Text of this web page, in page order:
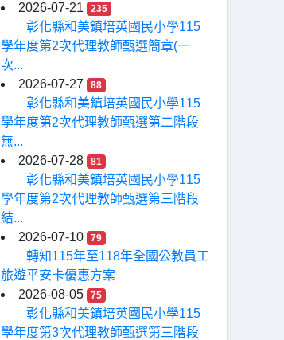
2026-07-21
235
彰化縣和美鎮培英國民小學115
學年度第2次代理教師甄選簡章(一
次...
2026-07-27
88
彰化縣和美鎮培英國民小學115
學年度第2次代理教師甄選第二階段
無...
2026-07-28
81
彰化縣和美鎮培英國民小學115
學年度第2次代理教師甄選第三階段
結...
2026-07-10
79
轉知115年至118年全國公教員工
旅遊平安卡優惠方案
2026-08-05
75
彰化縣和美鎮培英國民小學115
學年度第3次代理教師甄選第三階段